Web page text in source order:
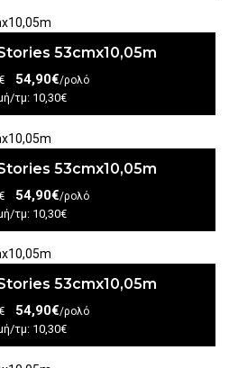
53cmx10,05m
54,90€/ρολό
τμ: 10,30€
53cmx10,05m
54,90€/ρολό
τμ: 10,30€
53cmx10,05m
54,90€/ρολό
τμ: 10,30€